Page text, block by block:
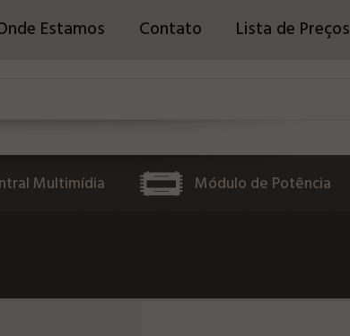
Estamos Contato Lista de Preços
Multimídia Módulo de Potência